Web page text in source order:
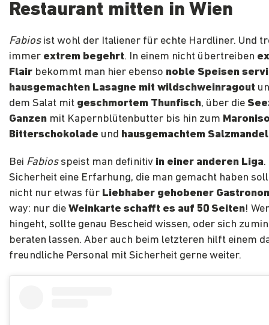
Restaurant mitten in Wien
Fabiosist wohl der Italiener für echte Hardliner. Und
immer extrem begehrt. In einem nicht übertreiben
Flair bekommt man hier ebenso noble Speisen
hausgemachten Lasagne mit wildschweinragout
dem Salat mit geschmortem Thunfisch, über die
Ganzen mit Kapernblütenbutter bis hin zum
Bitterschokolade und hausgemachtem
Bei Fabiosspeist man definitiv in einer anderen Liga.
Sicherheit eine Erfarhung, die man gemacht haben
nicht nur etwas für Liebhaber gehobener
way: nur die Weinkarte schafft es auf 50 Seiten!
hingeht, sollte genau Bescheid wissen, oder sich
beraten lassen. Aber auch beim letzteren hilft einem
freundliche Personal mit Sicherheit gerne weiter.